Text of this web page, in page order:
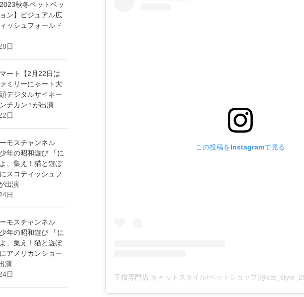
この投稿をInstagramで見る
秋冬ペットベッ
ン】ビジュアル広
ッシュフォールド
日
ート【2月22日は
ミリーにゃート大
デジタルサイネー
チカン♀が出演
日
モスチャンネル
年の昭和遊び 「に
、集え！猫と遊ぼ
スコティッシュフ
出演
日
モスチャンネル
年の昭和遊び 「に
、集え！猫と遊ぼ
アメリカンショー
演
日